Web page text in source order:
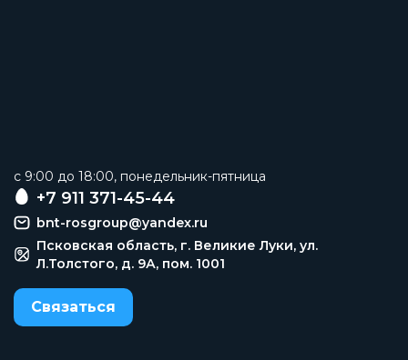
c 9:00 до 18:00, понедельник-пятница
+7 911 371-45-44
bnt-rosgroup@yandex.ru
Псковская область, г. Великие Луки, ул.
Л.Толстого, д. 9А, пом. 1001
Связаться